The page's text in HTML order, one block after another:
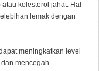
kolesterol jahat. Hal
lemak dengan
meningkatkan level
mencegah